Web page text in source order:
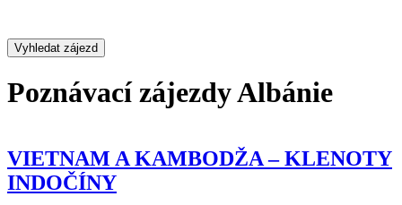
Poznávací zájezdy Albánie
VIETNAM A KAMBODŽA – KLENOTY
INDOČÍNY